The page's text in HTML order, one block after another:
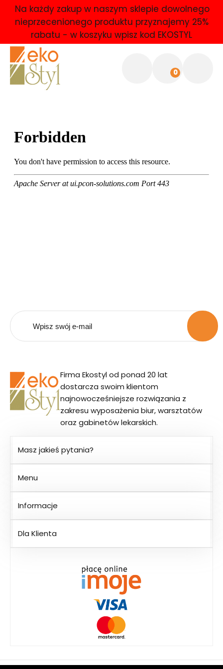
Na każdy zakup w naszym sklepie dowolnego
nieprzecenionego produktu przyznajemy 25%
rabatu - w koszyku wpisz kod EKOSTYL
0
Firma Ekostyl od ponad 20 lat
dostarcza swoim klientom
najnowocześniejsze rozwiązania z
zakresu wyposażenia biur, warsztatów
oraz gabinetów lekarskich.
Masz jakieś pytania?
Menu
Informacje
Dla Klienta